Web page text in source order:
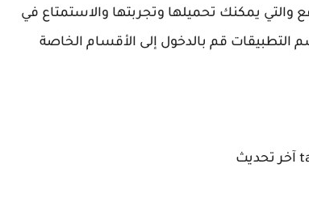
والتي يمكنك تحميلها وتجربتها والاستمتاع في
التطبيقات قم بالدخول إلى الأقسام الخاصة